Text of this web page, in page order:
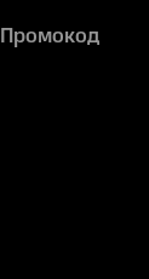
Промокод